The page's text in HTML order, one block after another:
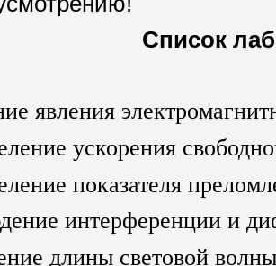
Список
явления
ускорения
показателя
интерференции и
длины световой